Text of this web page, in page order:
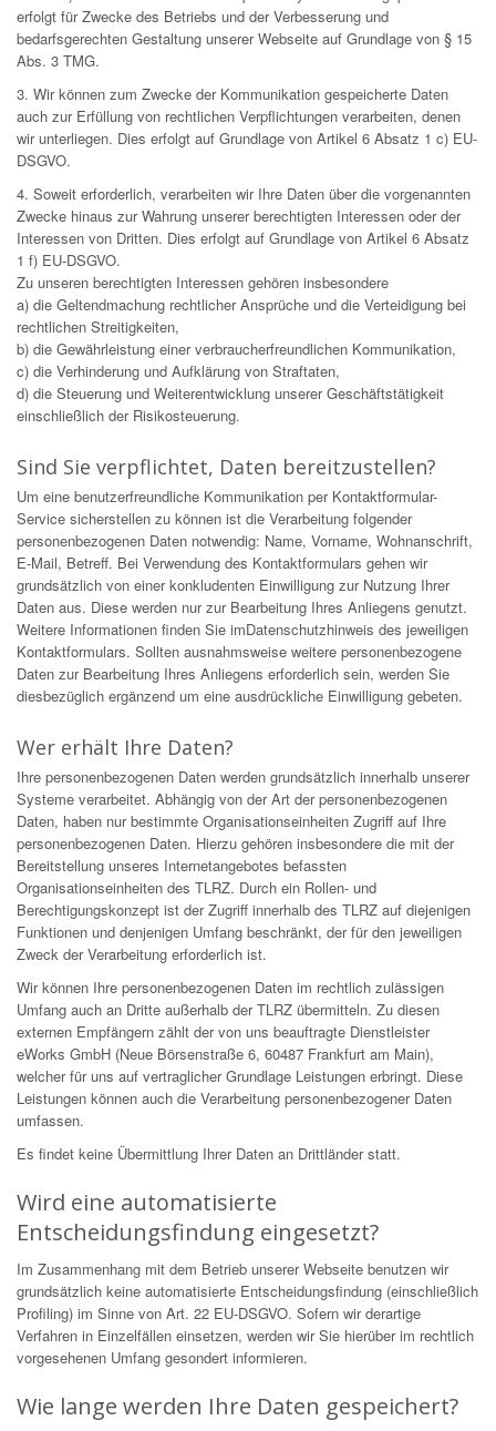
erfolgt für Zwecke des Betriebs und der Verbesserung und
bedarfsgerechten Gestaltung unserer Webseite auf Grundlage von § 15
Abs. 3 TMG.
3. Wir können zum Zwecke der Kommunikation gespeicherte Daten
auch zur Erfüllung von rechtlichen Verpflichtungen verarbeiten, denen
wir unterliegen. Dies erfolgt auf Grundlage von Artikel 6 Absatz 1 c) EU-
DSGVO.
4. Soweit erforderlich, verarbeiten wir Ihre Daten über die vorgenannten
Zwecke hinaus zur Wahrung unserer berechtigten Interessen oder der
Interessen von Dritten. Dies erfolgt auf Grundlage von Artikel 6 Absatz
1 f) EU-DSGVO.
Zu unseren berechtigten Interessen gehören insbesondere
a) die Geltendmachung rechtlicher Ansprüche und die Verteidigung bei
rechtlichen Streitigkeiten,
b) die Gewährleistung einer verbraucherfreundlichen Kommunikation,
c) die Verhinderung und Aufklärung von Straftaten,
d) die Steuerung und Weiterentwicklung unserer Geschäftstätigkeit
einschließlich der Risikosteuerung.
Sind Sie verpflichtet, Daten bereitzustellen?
Um eine benutzerfreundliche Kommunikation per Kontaktformular-
Service sicherstellen zu können ist die Verarbeitung folgender
personenbezogenen Daten notwendig: Name, Vorname, Wohnanschrift,
E-Mail, Betreff. Bei Verwendung des Kontaktformulars gehen wir
grundsätzlich von einer konkludenten Einwilligung zur Nutzung Ihrer
Daten aus. Diese werden nur zur Bearbeitung Ihres Anliegens genutzt.
Weitere Informationen finden Sie imDatenschutzhinweis des jeweiligen
Kontaktformulars. Sollten ausnahmsweise weitere personenbezogene
Daten zur Bearbeitung Ihres Anliegens erforderlich sein, werden Sie
diesbezüglich ergänzend um eine ausdrückliche Einwilligung gebeten.
Wer erhält Ihre Daten?
Ihre personenbezogenen Daten werden grundsätzlich innerhalb unserer
Systeme verarbeitet. Abhängig von der Art der personenbezogenen
Daten, haben nur bestimmte Organisationseinheiten Zugriff auf Ihre
personenbezogenen Daten. Hierzu gehören insbesondere die mit der
Bereitstellung unseres Internetangebotes befassten
Organisationseinheiten des TLRZ. Durch ein Rollen- und
Berechtigungskonzept ist der Zugriff innerhalb des TLRZ auf diejenigen
Funktionen und denjenigen Umfang beschränkt, der für den jeweiligen
Zweck der Verarbeitung erforderlich ist.
Wir können Ihre personenbezogenen Daten im rechtlich zulässigen
Umfang auch an Dritte außerhalb der TLRZ übermitteln. Zu diesen
externen Empfängern zählt der von uns beauftragte Dienstleister
eWorks GmbH (Neue Börsenstraße 6, 60487 Frankfurt am Main),
welcher für uns auf vertraglicher Grundlage Leistungen erbringt. Diese
Leistungen können auch die Verarbeitung personenbezogener Daten
umfassen.
Es findet keine Übermittlung Ihrer Daten an Drittländer statt.
Wird eine automatisierte
Entscheidungsfindung eingesetzt?
Im Zusammenhang mit dem Betrieb unserer Webseite benutzen wir
grundsätzlich keine automatisierte Entscheidungsfindung (einschließlich
Profiling) im Sinne von Art. 22 EU-DSGVO. Sofern wir derartige
Verfahren in Einzelfällen einsetzen, werden wir Sie hierüber im rechtlich
vorgesehenen Umfang gesondert informieren.
Wie lange werden Ihre Daten gespeichert?